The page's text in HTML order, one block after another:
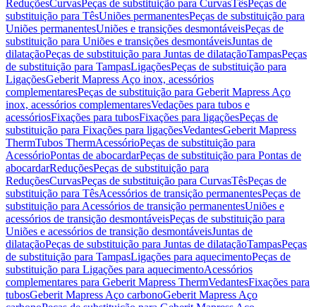
ReduçõesCurvasPeças de substituição para CurvasTêsPeças de
substituição para TêsUniões permanentesPeças de substituição para
Uniões permanentesUniões e transições desmontáveisPeças de
substituição para Uniões e transições desmontáveisJuntas de
dilataçãoPeças de substituição para Juntas de dilataçãoTampasPeças
de substituição para TampasLigaçõesPeças de substituição para
LigaçõesGeberit Mapress Aço inox, acessórios
complementaresPeças de substituição para Geberit Mapress Aço
inox, acessórios complementaresVedações para tubos e
acessóriosFixações para tubosFixações para ligaçõesPeças de
substituição para Fixações para ligaçõesVedantesGeberit Mapress
ThermTubos ThermAcessórioPeças de substituição para
AcessórioPontas de abocardarPeças de substituição para Pontas de
abocardarReduçõesPeças de substituição para
ReduçõesCurvasPeças de substituição para CurvasTêsPeças de
substituição para TêsAcessórios de transição permanentesPeças de
substituição para Acessórios de transição permanentesUniões e
acessórios de transição desmontáveisPeças de substituição para
Uniões e acessórios de transição desmontáveisJuntas de
dilataçãoPeças de substituição para Juntas de dilataçãoTampasPeças
de substituição para TampasLigações para aquecimentoPeças de
substituição para Ligações para aquecimentoAcessórios
complementares para Geberit Mapress ThermVedantesFixações para
tubosGeberit Mapress Aço carbonoGeberit Mapress Aço